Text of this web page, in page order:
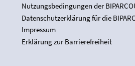
Nutzungsbedingungen der
Datenschutzerklärung für die
Impressum
Erklärung zur Barrierefreiheit